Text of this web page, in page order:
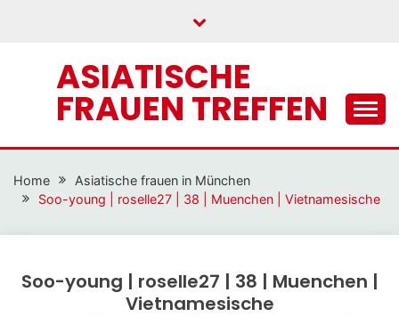
to
ASIATISCHE
FRAUEN TREFFEN
Home
Asiatische frauen in München
Soo-young | roselle27 | 38 | Muenchen | Vietnamesische
Soo-young | roselle27 | 38 | Muenchen |
Vietnamesische